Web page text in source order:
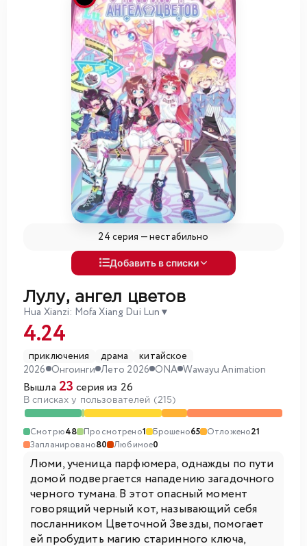
24 серия —нестабильно
Добавить в списки
Лулу, ангел цветов
Hua Xianzi: Mofa Xiang Dui Lun ▼
4.24
приключения драма
китайское
2026 Онгоинги Лето 2026 ONA Wawayu Animation
Вышла 23 серия из 26
В списках у пользователей (215)
Смотрю48 Просмотрено1 Брошено65 Отложено21
Запланировано80 Любимое0
Люми, ученица парфюмера, однажды по пути
домой подвергается нападению загадочного
черного тумана. В этот опасный момент
говорящий черный кот, называющий себя
посланником Цветочной Звезды, помогает
ей пробудить магию старинного ключа,